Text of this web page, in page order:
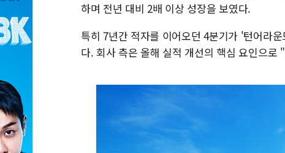
하며 전년 대비 2배 이상 성장을 보였다.
특히 7년간 적자를 이어오던 4분기가 '턴어라
다. 회사 측은 올해 실적 개선의 핵심 요인으